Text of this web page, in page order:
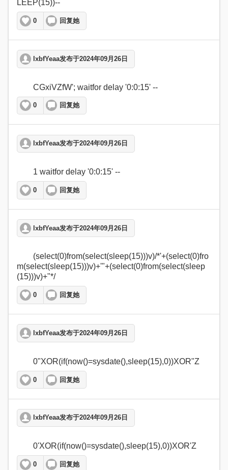
LEEP(15))--
0 回复她
lxbfYeaa发布于2024年09月26日
	CGxiVZfW'; waitfor delay '0:0:15' --
0 回复她
lxbfYeaa发布于2024年09月26日
	1 waitfor delay '0:0:15' --
0 回复她
lxbfYeaa发布于2024年09月26日
m(select(sleep(15)))v)+'"+(select(0)from(select(sleep
(15)))v)+"*/
0 回复她
lxbfYeaa发布于2024年09月26日
	0"XOR(if(now()=sysdate(),sleep(15),0))XOR"Z
0 回复她
lxbfYeaa发布于2024年09月26日
	0'XOR(if(now()=sysdate(),sleep(15),0))XOR'Z
0 回复她